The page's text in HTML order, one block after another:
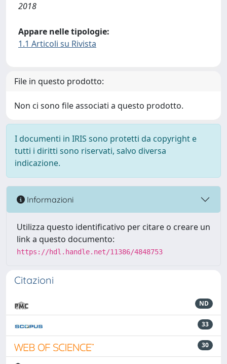
2018
Appare nelle tipologie:
1.1 Articoli su Rivista
File in questo prodotto:
Non ci sono file associati a questo prodotto.
I documenti in IRIS sono protetti da copyright e
tutti i diritti sono riservati, salvo diversa
indicazione.
Informazioni
Utilizza questo identificativo per citare o creare un
link a questo documento:
https://hdl.handle.net/11386/4848753
Citazioni
ND
33
30